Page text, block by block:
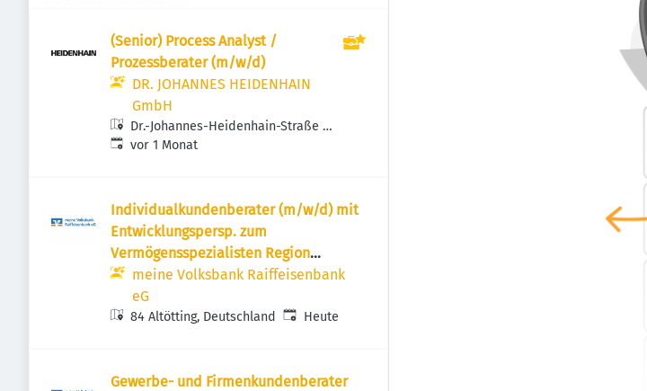
(Senior) Process Analyst /
Prozessberater (m/w/d)
DR. JOHANNES HEIDENHAIN
GmbH
Dr.-Johannes-Heidenhain-Straße 5,
83301 Traunreut, Deutschland
Veröffentlicht:
vor 1 Monat
Individualkundenberater (m/w/d) mit
Entwicklungspersp. zum
Vermögensspezialisten Region
Altötting
meine Volksbank Raiffeisenbank
eG
84 Altötting, Deutschland Veröffentlicht
Heute
Gewerbe- und Firmenkundenberater